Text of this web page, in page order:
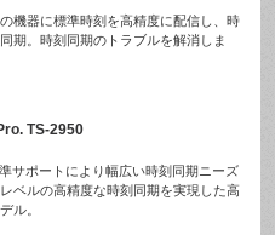
機器に標準時刻を高精度に配信し、時
期。時刻同期のトラブルを解消しま
TS-2950
サポートにより幅広い時刻同期ニーズ
ベルの高精度な時刻同期を実現した高
ル。